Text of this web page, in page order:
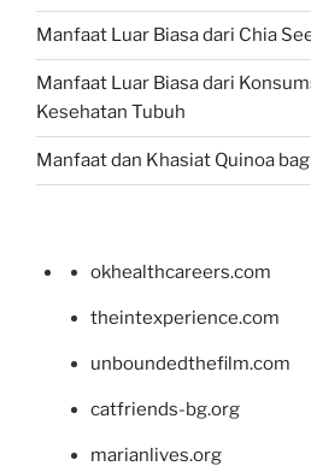
Manfaat Luar Biasa dari Chia
Manfaat Luar Biasa dari
Kesehatan Tubuh
Manfaat dan Khasiat Quinoa
okhealthcareers.com
theintexperience.com
unboundedthefilm.com
catfriends-bg.org
marianlives.org